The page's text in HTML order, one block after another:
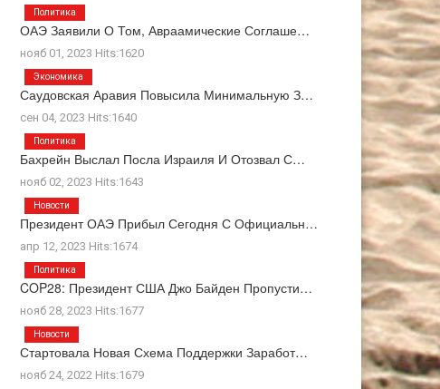
ОАЭ Заявили О Том, Авраамические Соглаше…
нояб 01, 2023 Hits:1620
Политика
Саудовская Аравия Повысила Минимальную З…
сен 04, 2023 Hits:1640
Экономика
Бахрейн Выслал Посла Израиля И Отозвал С…
нояб 02, 2023 Hits:1643
Политика
Президент ОАЭ Прибыл Сегодня С Официальн…
апр 12, 2023 Hits:1674
Новости
COP28: Президент США Джо Байден Пропусти…
нояб 28, 2023 Hits:1677
Политика
Стартовала Новая Схема Поддержки Заработ…
нояб 24, 2022 Hits:1679
Новости